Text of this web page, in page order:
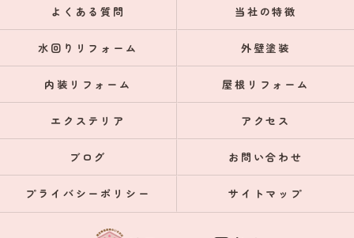
よくある質問 当社の特徴
水回りリフォーム 外壁塗装
内装リフォーム 屋根リフォーム
エクステリア アクセス
ブログ お問い合わせ
プライバシーポリシー サイトマップ